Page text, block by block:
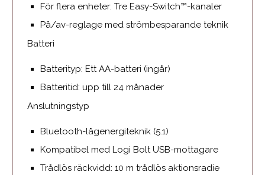
För flera enheter: Tre Easy-Switch™-kanaler
På/av-reglage med strömbesparande teknik
Batteri
Batterityp: Ett AA-batteri (ingår)
Batteritid: upp till 24 månader
Anslutningstyp
Bluetooth-lågenergiteknik (5.1)
Kompatibel med Logi Bolt USB-mottagare
Trådlös räckvidd: 10 m trådlös aktionsradie